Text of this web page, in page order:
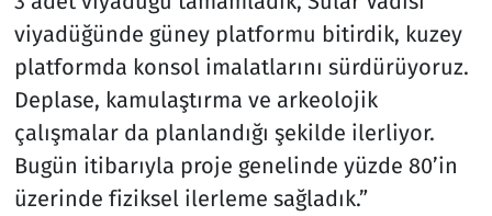
viyadüğünde güney platformu bitirdik, kuzey
platformda konsol imalatlarını sürdürüyoruz.
Deplase, kamulaştırma ve arkeolojik
çalışmalar da planlandığı şekilde ilerliyor.
Bugün itibarıyla proje genelinde yüzde 80’in
üzerinde fiziksel ilerleme sağladık.”